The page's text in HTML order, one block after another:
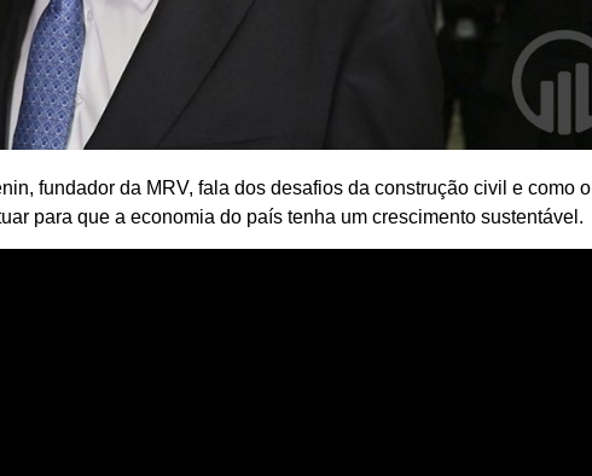
fundador da MRV, fala dos desafios da construção civil e como o
para que a economia do país tenha um crescimento sustentável.